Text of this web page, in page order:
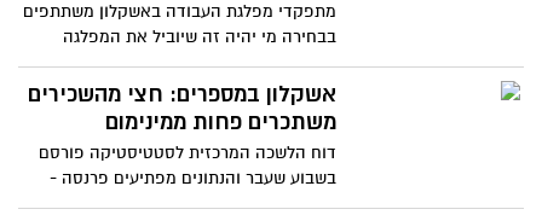
מתפקדי מפלגת העבודה באשקלון משתתפים
בבחירה מי יהיה זה שיוביל את המפלגה
בשנים הבאות. 66,310 בעלי
אשקלון במספרים: חצי מהשכירים
משתכרים פחות ממינימום
דוח הלשכה המרכזית לסטטיסטיקה פורסם
בשבוע שעבר והנתונים מפתיעים פרנסה -
השכירים משתכרים מעט